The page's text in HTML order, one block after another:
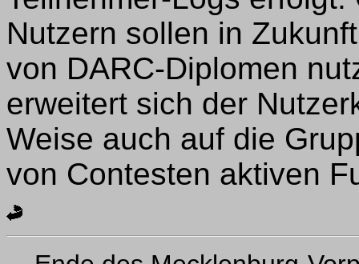
Nutzern sollen in
von DARC-Diplomen
erweitert sich der
Weise auch auf die
von Contesten aktiven